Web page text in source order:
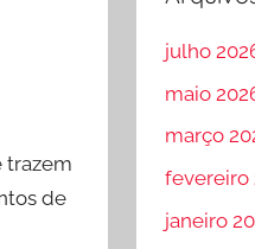
trazem
de
julho
maio
março
fevereiro
janeiro